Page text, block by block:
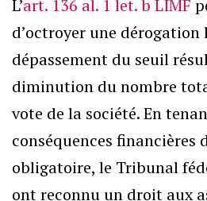
L’art. 136 al. 1 let. b LIMF
d’octroyer une dérogation
dépassement du seuil
diminution du nombre
vote de la société. En
conséquences financières
obligatoire, le Tribunal
ont reconnu un droit aux